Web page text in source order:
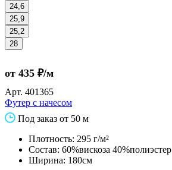
24,6
25,9
25,2
28
от 435 ₽/м
Арт. 401365
Футер с начесом
Под заказ от 50 м
Плотность: 295 г/м²
Состав: 60%вискоза 40%полиэстер
Ширина: 180см